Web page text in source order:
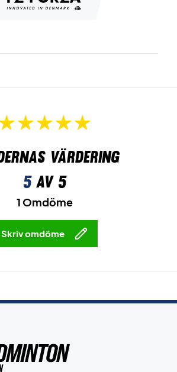
värdering
5av 5
1 Omdöme
Skriv omdöme